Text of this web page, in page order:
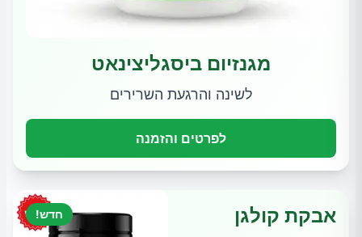
מגנזיום ביסגליצינאט
לשינה והרגעת השרירים
לפרטים והזמנה
חדש! אבקת קולגן